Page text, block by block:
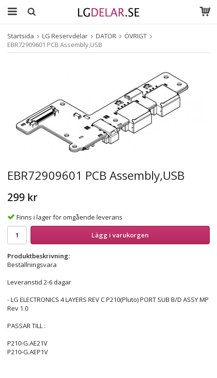
Startsida LG Reservdelar DATOR
ÖVRIGT
EBR72909601 PCB Assembly,USB
EBR72909601 PCB Assembly,USB
299 kr
Finns i lager för omgående leverans
Lägg i varukorgen
Produktbeskrivning:
Beställningsvara
Leveranstid 2-6 dagar
- LG ELECTRONICS 4 LAYERS REV C P210(Pluto) PORT SUB B/D ASSY MP
Rev 1.0
PASSAR TILL :
P210-G.AE21V
P210-G.AEP1V